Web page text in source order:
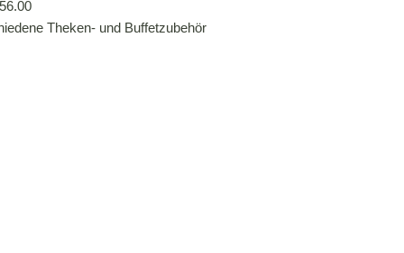
Theken- und Buffetzubehör